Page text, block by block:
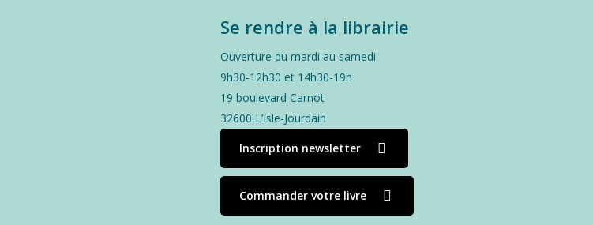
Se rendre à la librairie
Ouverture du mardi au samedi
9h30-12h30 et 14h30-19h
19 boulevard Carnot
32600 L’Isle-Jourdain
Inscription newsletter
Commander votre livre